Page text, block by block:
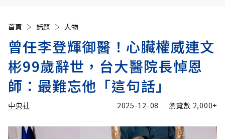
首頁 話題 人物
曾任李登輝御醫！心臟權威連文
彬99歲辭世，台大醫院長悼恩
師：最難忘他「這句話」
中央社 2025-12-08 瀏覽數 2,000+